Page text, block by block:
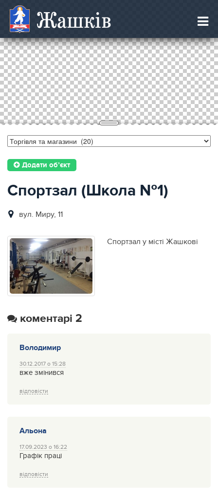
Жашків
Додати об’єкт
Спортзал (Школа №1)
вул. Миру, 11
Спортзал у місті Жашкові
коментарі 2
Володимир
30.12.2017 о 15:28
вже змінився
відповісти
Альона
17.09.2023 о 16:22
Графік праці
відповісти